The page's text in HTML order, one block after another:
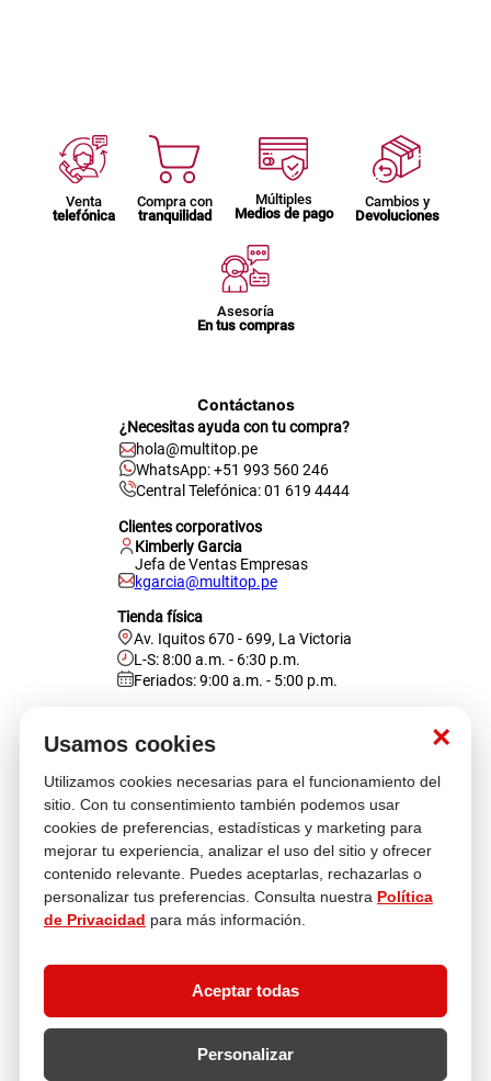
×
Usamos cookies
Utilizamos cookies necesarias para el funcionamiento del
sitio. Con tu consentimiento también podemos usar
cookies de preferencias, estadísticas y marketing para
mejorar tu experiencia, analizar el uso del sitio y ofrecer
contenido relevante. Puedes aceptarlas, rechazarlas o
personalizar tus preferencias. Consulta nuestra Política
de Privacidad para más información.
Aceptar todas
Personalizar
Venta
telefónica
Compra con
tranquilidad
Múltiples
Medios de pago
Cambios y
Devoluciones
Asesoría
En tus compras
Contáctanos
¿Necesitas ayuda con tu compra?
hola@multitop.pe
WhatsApp: +51 993 560 246
Central Telefónica: 01 619 4444
Clientes corporativos
Kimberly Garcia
Jefa de Ventas Empresas
kgarcia@multitop.pe
Tienda física
Av. Iquitos 670 - 699, La Victoria
L-S: 8:00 a.m. - 6:30 p.m.
Feriados: 9:00 a.m. - 5:00 p.m.
Descubre más